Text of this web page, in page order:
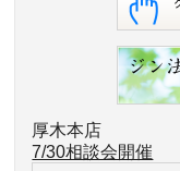
厚木本店
7/30相談会開催